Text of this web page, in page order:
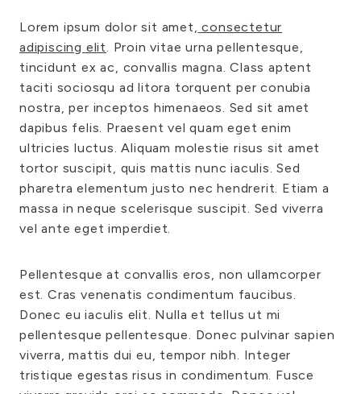
Lorem ipsum dolor sit amet, consectetur
adipiscing elit
. Proin vitae urna pellentesque,
tincidunt ex ac, convallis magna. Class aptent
taciti sociosqu ad litora torquent per conubia
nostra, per inceptos himenaeos. Sed sit amet
dapibus felis. Praesent vel quam eget enim
ultricies luctus. Aliquam molestie risus sit amet
tortor suscipit, quis mattis nunc iaculis. Sed
pharetra elementum justo nec hendrerit. Etiam a
massa in neque scelerisque suscipit. Sed viverra
vel ante eget imperdiet.
Pellentesque at convallis eros, non ullamcorper
est. Cras venenatis condimentum faucibus.
Donec eu iaculis elit. Nulla et tellus ut mi
pellentesque pellentesque. Donec pulvinar sapien
viverra, mattis dui eu, tempor nibh. Integer
tristique egestas risus in condimentum. Fusce